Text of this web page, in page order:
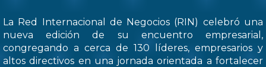
La Red Internacional de Negocios (RIN) celebró una
nueva edición de su encuentro empresarial,
congregando a cerca de 130 líderes, empresarios y
altos directivos en una jornada orientada a fortalecer